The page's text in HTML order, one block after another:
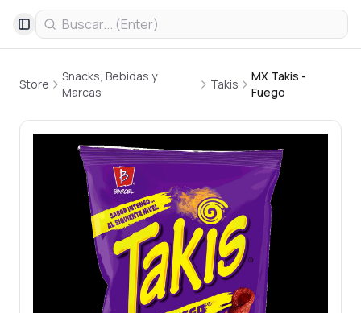
Toggle Sidebar
Store
Snacks, Bebidas y
Marcas
Takis
MX Takis -
Fuego